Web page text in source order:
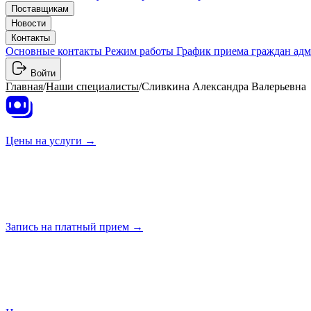
Поставщикам
Новости
Контакты
Основные контакты Режим работы График приема граждан
Войти
Главная/Наши специалисты/Сливкина Александра Валерьевна
Цены на услуги →
Запись на платный прием →